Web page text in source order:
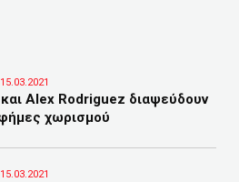
Alex Rodriguez διαψεύδουν
χωρισμού